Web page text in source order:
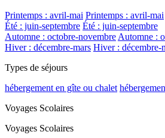
Printemps : avril-mai Printemps : avril-mai
Été : juin-septembre Été : juin-septembre
Automne : octobre-novembre Automne :
Hiver : décembre-mars Hiver : décembre-
Types de séjours
hébergement en gîte ou chalet
Voyages Scolaires
Voyages Scolaires